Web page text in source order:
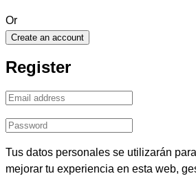
Or
Create an account
Register
Tus datos personales se utilizarán
mejorar tu experiencia en esta web,